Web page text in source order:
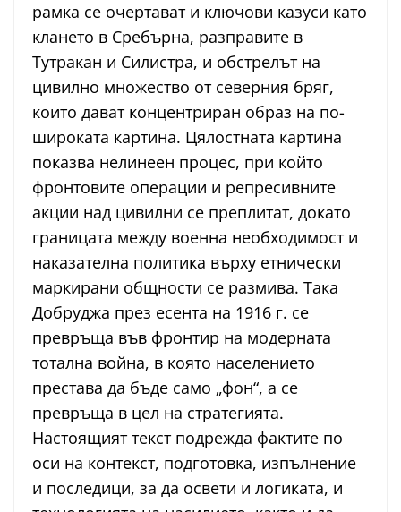
рамка се очертават и ключови казуси като
клането в Сребърна, разправите в
Тутракан и Силистра, и обстрелът на
цивилно множество от северния бряг,
които дават концентриран образ на по-
широката картина. Цялостната картина
показва нелинеен процес, при който
фронтовите операции и репресивните
акции над цивилни се преплитат, докато
границата между военна необходимост и
наказателна политика върху етнически
маркирани общности се размива. Така
Добруджа през есента на 1916 г. се
превръща във фронтир на модерната
тотална война, в която населението
престава да бъде само „фон“, а се
превръща в цел на стратегията.
Настоящият текст подрежда фактите по
оси на контекст, подготовка, изпълнение
и последици, за да освети и логиката, и